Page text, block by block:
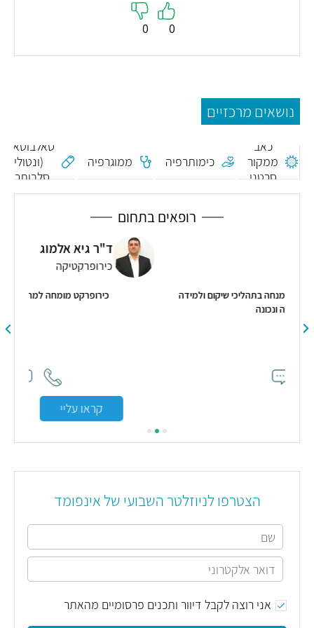
0
0
נושאים מרכזיים
כאב
ממקור
סרטני
כימותרפיה ממוגרפיה
(ונטולין,
סלבותרים)
רופאים בתחום
ולמידה
ד"ר גיא אלמוג
כירופרקטיקה
כירופרקט מומחה למחלות עמוד שדרה
הצטרפו לניוזלטר השבועי של אינפומד
אני רוצה לקבל דיוור ותכנים פרסומיים מהאתר